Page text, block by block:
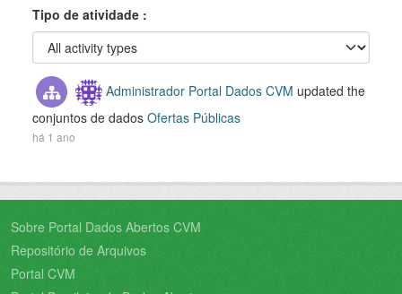
Tipo de atividade
Administrador Portal Dados CVM updated the
conjuntos de dados Ofertas Públicas
há 1 ano
Sobre Portal Dados Abertos CVM
Repositório de Arquivos
Portal CVM